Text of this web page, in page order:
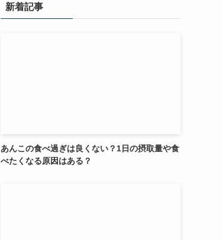
新着記事
あんこの食べ過ぎは良くない？1日の摂取量や食
べたくなる原因はある？